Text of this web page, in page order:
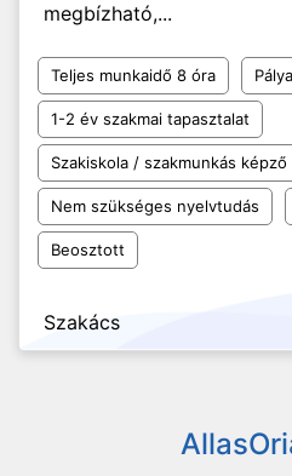
megbízható,...
Teljes munkaidő 8 óra
1-2 év szakmai tapasztalat
Szakiskola / szakmunkás képző
Nem szükséges nyelvtudás
Beosztott
Szakács